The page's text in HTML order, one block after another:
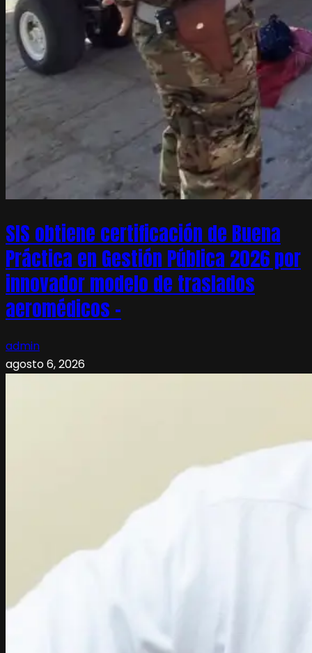
SIS obtiene certificación de Buena
Práctica en Gestión Pública 2026 por
innovador modelo de traslados
aeromédicos –
admin
agosto 6, 2026